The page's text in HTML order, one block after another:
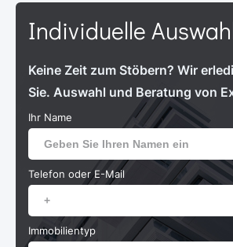
Individuelle
Keine Zeit zum Stöbern? Wir
Sie. Auswahl und Beratung von
Ihr Name
Telefon oder E-Mail
Immobilientyp